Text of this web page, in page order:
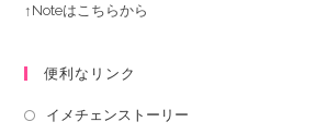
↑Noteはこちらから
便利なリンク
イメチェンストーリー